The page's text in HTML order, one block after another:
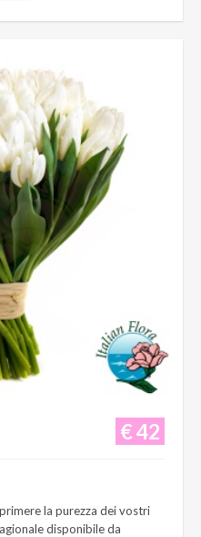
€ 42
la purezza dei vostri
disponibile da